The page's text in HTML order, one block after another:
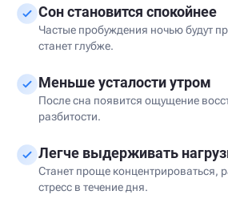
Сон становится спокойнее
Частые пробуждения ночью будут
станет глубже.
Меньше усталости утром
После сна появится ощущение
разбитости.
Легче выдерживать
Станет проще концентрироваться,
стресс в течение дня.